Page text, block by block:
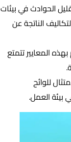
الحوادث في بيئات
الناتجة عن
المعايير تتمتع
للوائح
بيئة العمل.